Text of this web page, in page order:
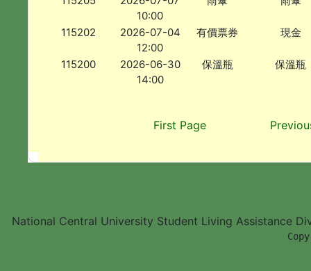
10:00
115202
2026-07-04
12:00
有價票券 現金
115200
2026-06-30
14:00
保溫瓶 保溫瓶
First Page
National Central University Student Living Assistance